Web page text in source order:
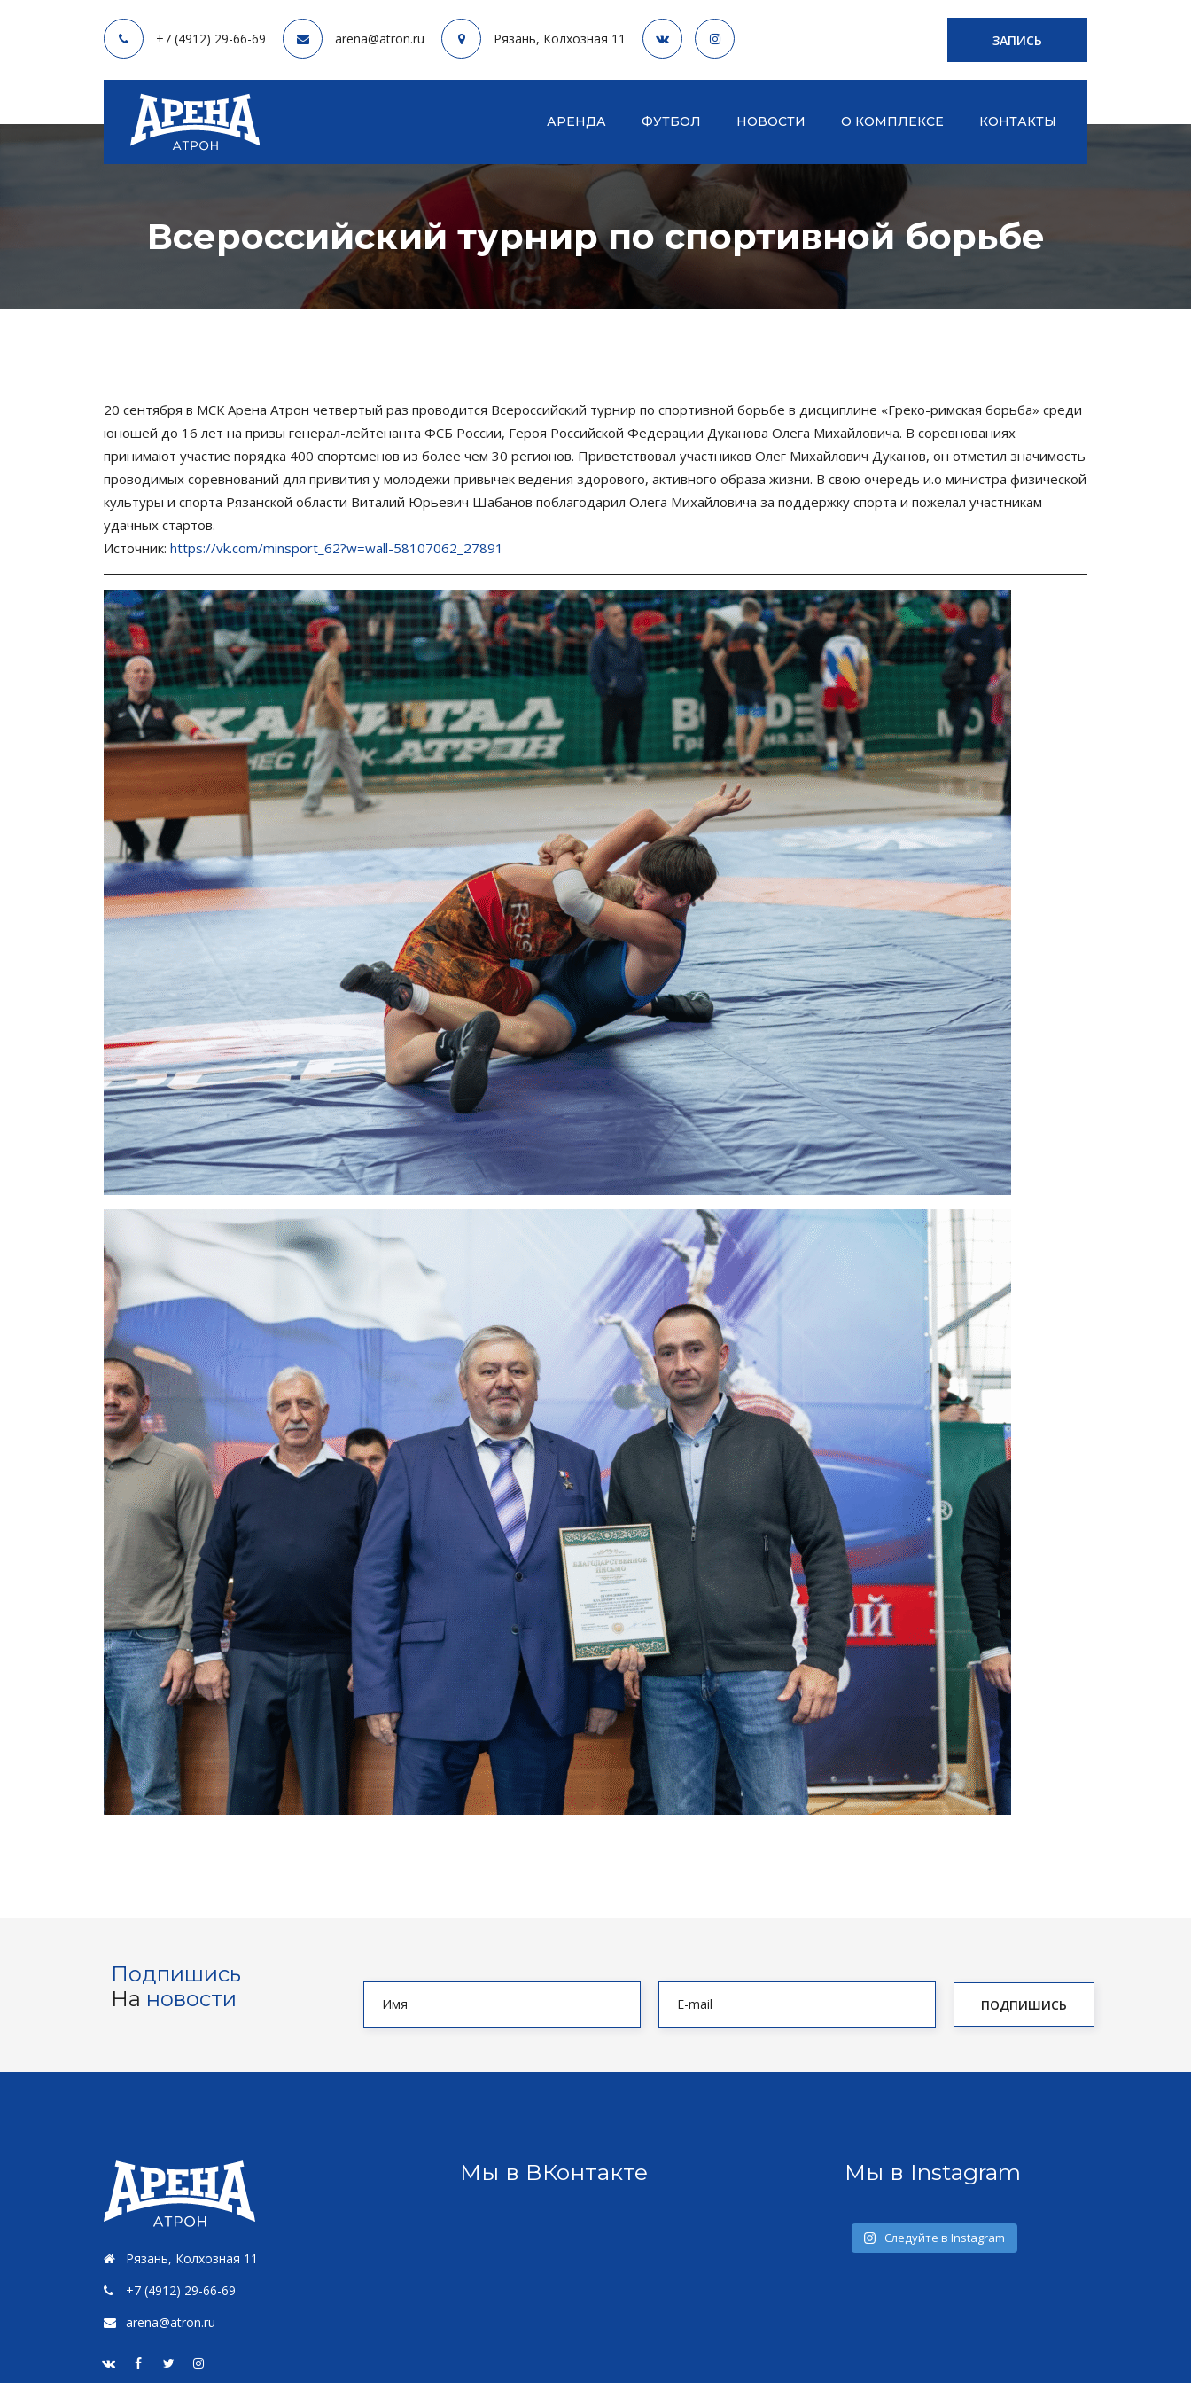
+7 (4912) 29-66-69 arena@atron.ru Рязань, Колхозная 11 ЗАПИСЬ
АРЕНДА ФУТБОЛ НОВОСТИ О КОМПЛЕКСЕ КОНТАКТЫ
Всероссийский турнир по спортивной борьбе
20 сентября в МСК Арена Атрон четвертый раз проводится Всероссийский турнир по спортивной борьбе в дисциплине «Греко-римская борьба» среди
юношей до 16 лет на призы генерал-лейтенанта ФСБ России, Героя Российской Федерации Дуканова Олега Михайловича. В соревнованиях
принимают участие порядка 400 спортсменов из более чем 30 регионов. Приветствовал участников Олег Михайлович Дуканов, он отметил значимость
проводимых соревнований для привития у молодежи привычек ведения здорового, активного образа жизни. В свою очередь и.о министра физической
культуры и спорта Рязанской области Виталий Юрьевич Шабанов поблагодарил Олега Михайловича за поддержку спорта и пожелал участникам
удачных стартов.
Источник: https://vk.com/minsport_62?w=wall-58107062_27891
Подпишись
На новости
Рязань, Колхозная 11
+7 (4912) 29-66-69
arena@atron.ru
Мы в ВКонтакте Мы в Instagram
Следуйте в Instagram